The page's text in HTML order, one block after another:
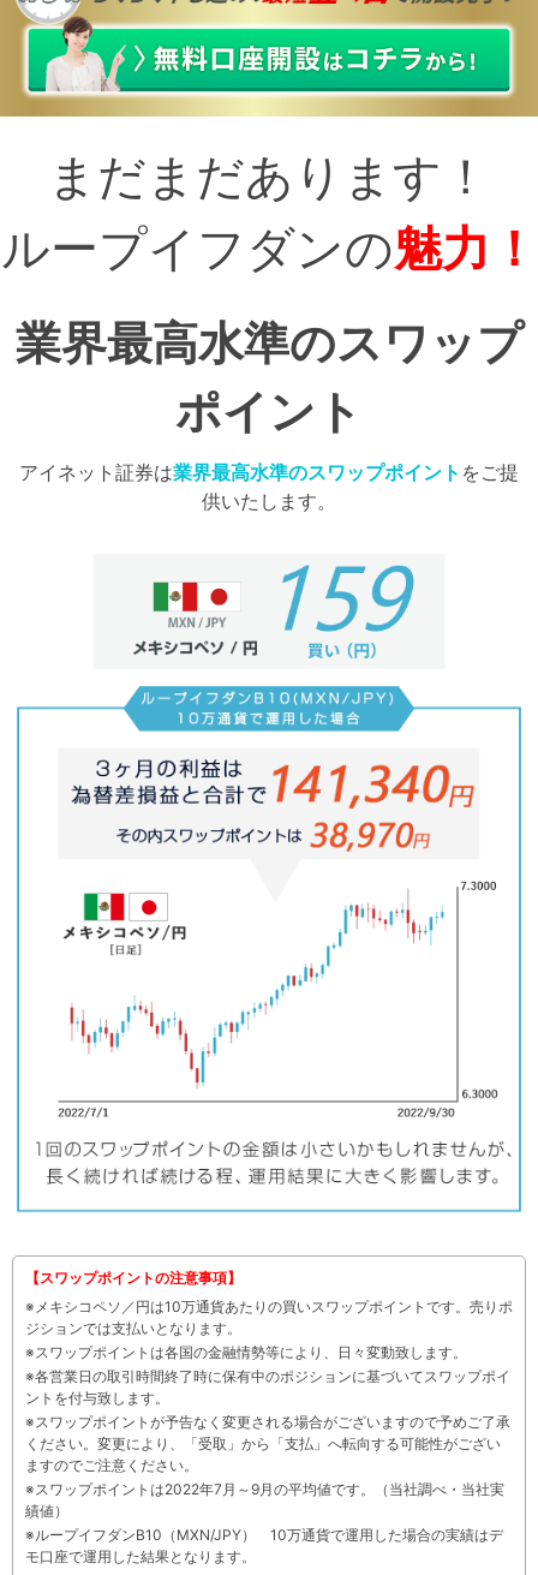
まだまだあります！
ループイフダンの魅力！
業界最高水準のスワップ
ポイント
アイネット証券は業界最高水準のスワップポイント をご提
供いたします。
【スワップポイントの注意事項】
※メキシコペソ／円は10万通貨あたりの買いスワップポイントです。売りポ
ジションでは支払いとなります。
※スワップポイントは各国の金融情勢等により、日々変動致します。
※各営業日の取引時間終了時に保有中のポジションに基づいてスワップポイ
ントを付与致します。
※スワップポイントが予告なく変更される場合がございますので予めご了承
ください。変更により、「受取」から「支払」へ転向する可能性がござい
ますのでご注意ください。
※スワップポイントは2022年7月～9月の平均値です。（当社調べ・当社実
績値）
※ループイフダンB10（MXN/JPY） 10万通貨で運用した場合の実績はデ
モ口座で運用した結果となります。